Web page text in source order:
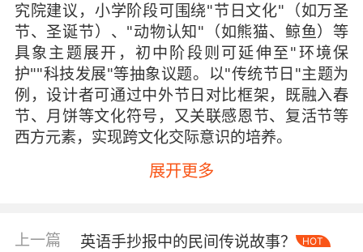
究院建议，小学阶段可围绕"节日文化"（如万圣
节、圣诞节）、"动物认知"（如熊猫、鲸鱼）等
具象主题展开，初中阶段则可延伸至"环境保
护""科技发展"等抽象议题。以"传统节日"主题为
例，设计者可通过中外节日对比框架，既融入春
节、月饼等文化符号，又关联感恩节、复活节等
西方元素，实现跨文化交际意识的培养。
主题细化需遵循"大主题+小切口"原则。例如选
显示，采用问题导向型主题（如"How to survive
展开更多
上一篇 英语手抄报中的民间传说故事？ HOT